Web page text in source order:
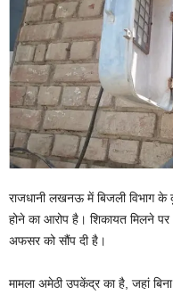
राजधानी लखनऊ में बिजली विभाग के
होने का आरोप है। शिकायत मिलने पर
अफसर को सौंप दी है।
मामला अमेठी उपकेंद्र का है, जहां